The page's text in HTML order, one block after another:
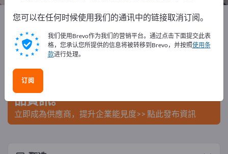
Exportpages 建筑行业 建筑材料 车顶结构材料
在Exportpages免費刊登廣告！
在Exportpages上發布您的公司與產
品資訊。
立即成為供應商，提升企業能見度>> 點此發布資訊
您可以在任何时候使用我们的通讯中的链接取消订阅。
我们使用Brevo作为我们的营销平台。通过点击下面提交此表
格，您承认您所提供的信息将被转移到Brevo，并按照使用条
款进行处理。
订阅